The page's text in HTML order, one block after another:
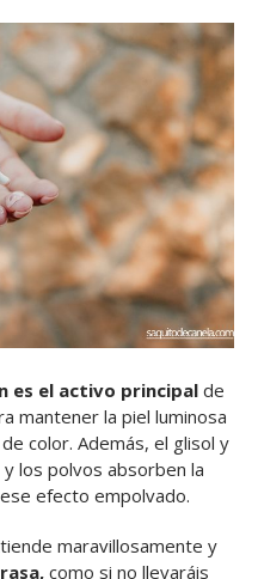
es el activo principal de
mantener la piel luminosa
color. Además, el glisol y
los polvos absorben la
efecto empolvado.
maravillosamente y
como si no llevaráis